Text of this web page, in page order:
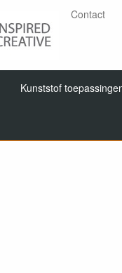
Contact
Kunststof